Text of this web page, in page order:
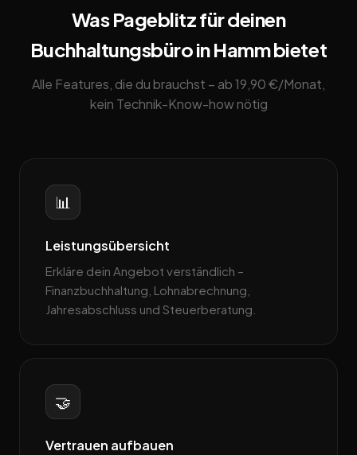
Was Pageblitz für deinen
Buchhaltungsbüro in Hamm bietet
Alle Features, die du brauchst – ab 19,90 €/Monat,
kein Technik-Know-how nötig
📊
Leistungsübersicht
Erkläre dein Angebot verständlich –
Finanzbuchhaltung, Lohnabrechnung,
Jahresabschluss und Steuerberatung.
🤝
Vertrauen aufbauen